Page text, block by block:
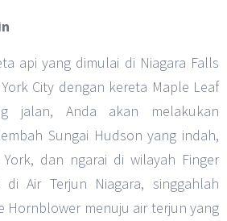
api yang dimulai di Niagara Falls
City dengan kereta Maple Leaf
jalan, Anda akan melakukan
Sungai Hudson yang indah,
dan ngarai di wilayah Finger
di Air Terjun Niagara, singgahlah
Hornblower menuju air terjun yang